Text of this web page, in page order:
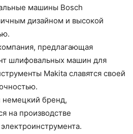
машины Bosch
дизайном и высокой
предлагающая
шлифовальных машин для
Makita славятся своей
бренд,
на производстве